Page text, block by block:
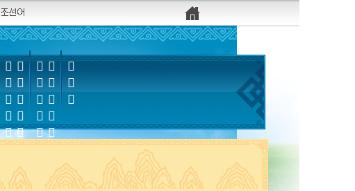

 
